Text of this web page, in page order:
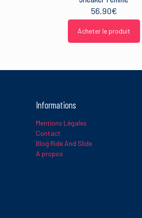
56.90€
Acheter le produit
Informations
Mentions Légales
Contact
Blog Ride And Slide
A propos